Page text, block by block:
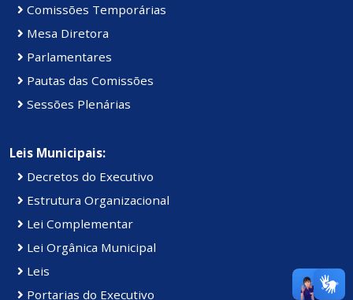
Comissões Temporárias
Mesa Diretora
Parlamentares
Pautas das Comissões
Sessões Plenárias
Leis Municipais:
Decretos do Executivo
Estrutura Organizacional
Lei Complementar
Lei Orgânica Municipal
Leis
Portarias do Executivo